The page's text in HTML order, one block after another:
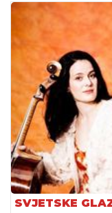
SVJETSKE